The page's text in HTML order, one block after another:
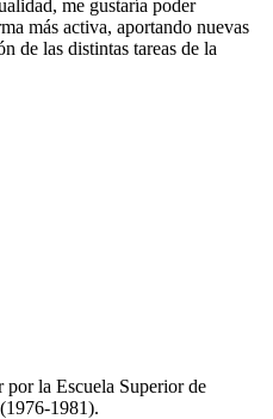
me gustaría poder
más activa, aportando nuevas
de las distintas tareas de la
la Escuela Superior de
1981).